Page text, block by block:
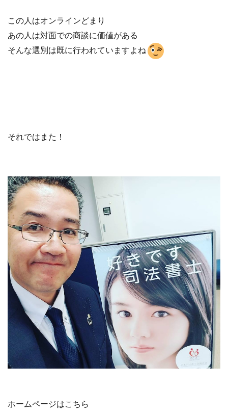
この人はオンラインどまり
あの人は対面での商談に価値がある
そんな選別は既に行われていますよね
それではまた！
ホームページはこちら